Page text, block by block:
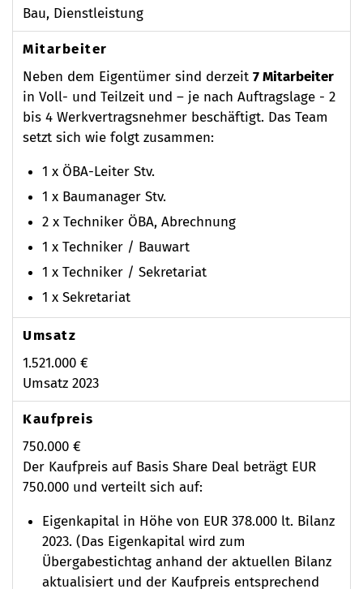
Bau, Dienstleistung
Mitarbeiter
Neben dem Eigentümer sind derzeit 7 Mitarbeiter
in Voll- und Teilzeit und – je nach Auftragslage - 2
bis 4 Werkvertragsnehmer beschäftigt. Das Team
setzt sich wie folgt zusammen:
1 x ÖBA-Leiter Stv.
1 x Baumanager Stv.
2 x Techniker ÖBA, Abrechnung
1 x Techniker / Bauwart
1 x Techniker / Sekretariat
1 x Sekretariat
Umsatz
1.521.000 €
Umsatz 2023
Kaufpreis
750.000 €
Der Kaufpreis auf Basis Share Deal beträgt EUR
750.000 und verteilt sich auf:
Eigenkapital in Höhe von EUR 378.000 lt. Bilanz
2023. (Das Eigenkapital wird zum
Übergabestichtag anhand der aktuellen Bilanz
aktualisiert und der Kaufpreis entsprechend